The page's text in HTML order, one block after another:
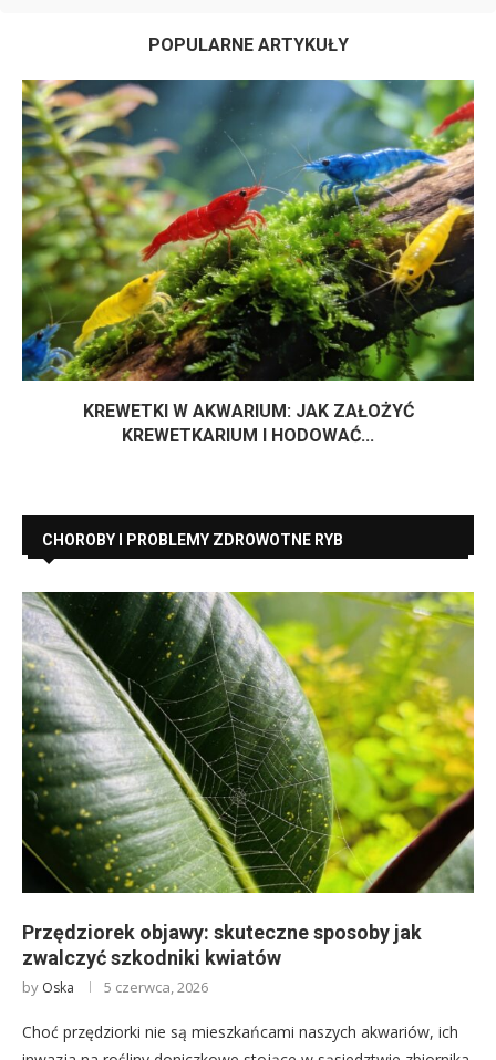
POPULARNE ARTYKUŁY
KREWETKI W AKWARIUM: JAK ZAŁOŻYĆ
KREWETKARIUM I HODOWAĆ...
CHOROBY I PROBLEMY ZDROWOTNE RYB
Przędziorek objawy: skuteczne sposoby jak
zwalczyć szkodniki kwiatów
by Oska 5 czerwca, 2026
Choć przędziorki nie są mieszkańcami naszych akwariów, ich